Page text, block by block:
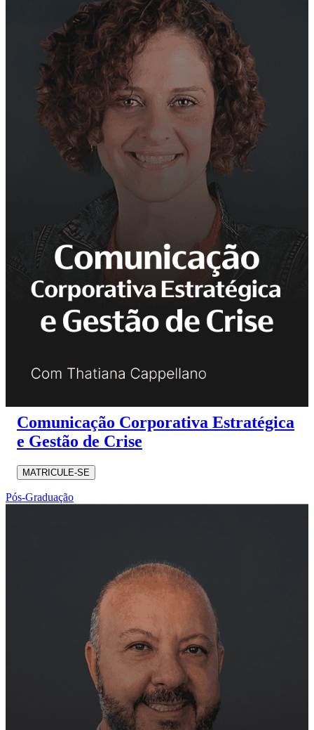
Comunicação Corporativa Estratégica
e Gestão de Crise
MATRICULE-SE
Pós-Graduação